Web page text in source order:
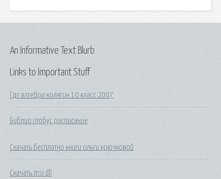
Links to Important Stuff
Гдз алгебра колягин 10 класс 2007
Библио глобус расписание
Скачать бесплатно книги ольги крючковой
Скачать msi dll
An Informative Text Blurb